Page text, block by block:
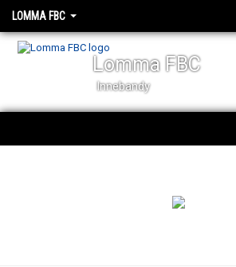
LOMMA FBC
Lomma FBC
Innebandy